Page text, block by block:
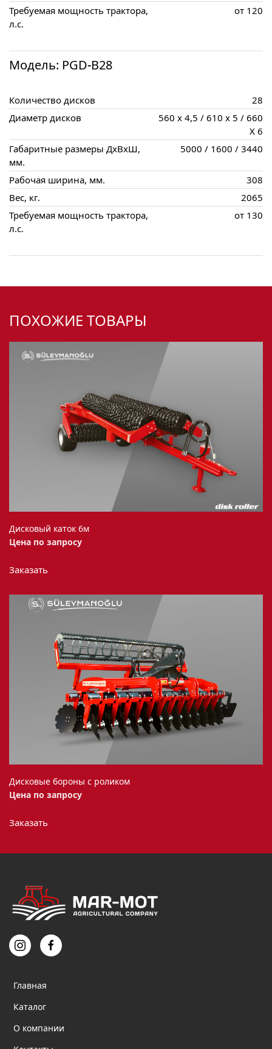
Требуемая мощность трактора,
л.с.
от 120
Модель: PGD-B28
Количество дисков
28
Диаметр дисков
560 x 4,5 / 610 x 5 / 660
X 6
Габаритные размеры ДxВxШ,
мм.
5000 / 1600 / 3440
Рабочая ширина, мм.
308
Вес, кг.
2065
Требуемая мощность трактора,
л.с.
от 130
ПОХОЖИЕ ТОВАРЫ
Дисковый каток 6м
Цена по запросу
Заказать
Дисковые бороны с роликом
Цена по запросу
Заказать
Главная
Каталог
О компании